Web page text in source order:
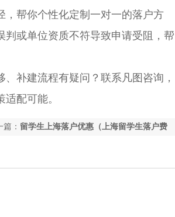
，帮你个性化定制一对一的落户方
或单位资质不符导致申请受阻，帮
补建流程有疑问？联系凡图咨询，
配可能。
篇： 留学生上海落户优惠（上海留学生落户费